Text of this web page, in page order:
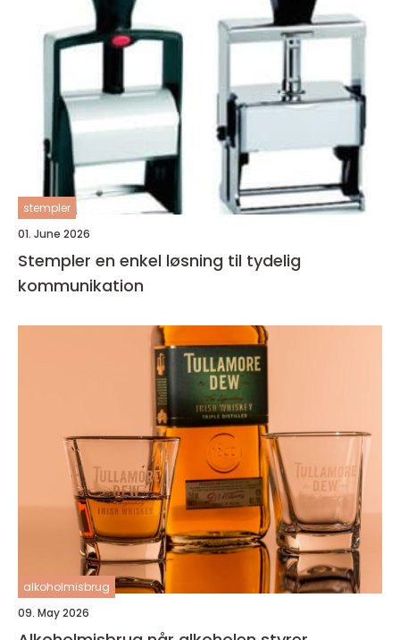
stempler
01. June 2026
Stempler en enkel løsning til tydelig
kommunikation
alkoholmisbrug
09. May 2026